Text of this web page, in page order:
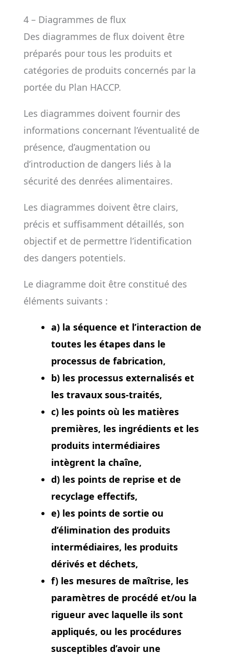
4 – Diagrammes de flux
Des diagrammes de flux doivent être
préparés pour tous les produits et
catégories de produits concernés par la
portée du Plan HACCP.
Les diagrammes doivent fournir des
informations concernant l’éventualité de
présence, d’augmentation ou
d’introduction de dangers liés à la
sécurité des denrées alimentaires.
Les diagrammes doivent être clairs,
précis et suffisamment détaillés, son
objectif et de permettre l’identification
des dangers potentiels.
Le diagramme doit être constitué des
éléments suivants :
a) la séquence et l’interaction de
toutes les étapes dans le
processus de fabrication,
b) les processus externalisés et
les travaux sous-traités,
c) les points où les matières
premières, les ingrédients et les
produits intermédiaires
intègrent la chaîne,
d) les points de reprise et de
recyclage effectifs,
e) les points de sortie ou
d’élimination des produits
intermédiaires, les produits
dérivés et déchets,
f) les mesures de maîtrise, les
paramètres de procédé et/ou la
rigueur avec laquelle ils sont
appliqués, ou les procédures
susceptibles d’avoir une